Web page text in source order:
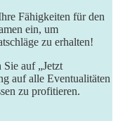
Fähigkeiten für den
ein, um
zu erhalten!
auf „Jetzt
auf alle Eventualitäten
zu profitieren.